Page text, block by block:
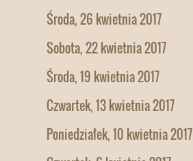
Środa, 26 kwietnia 2017
Sobota, 22 kwietnia 2017
Środa, 19 kwietnia 2017
Czwartek, 13 kwietnia 2017
Poniedziałek, 10 kwietnia 2017